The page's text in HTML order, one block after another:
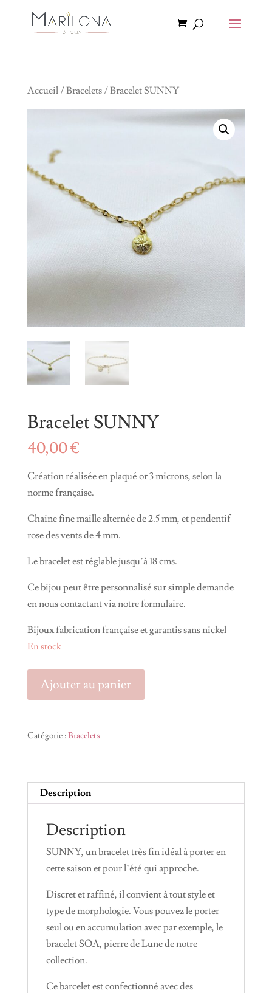
Accueil/Bracelets/ Bracelet SUNNY
Bracelet SUNNY
40,00€
Création réalisée en plaqué or 3 microns, selon la
norme française.
Chaine fine maille alternée de 2.5 mm, et pendentif
rose des vents de 4 mm.
Le bracelet est réglable jusqu’à 18 cms.
Ce bijou peut être personnalisé sur simple demande
en nous contactant via notre formulaire.
Bijoux fabrication française et garantis sans nickel
En stock
SUNNY
Ajouter au panier
Catégorie :Bracelets
Description
Description
SUNNY, un bracelet très fin idéal à porter en
cette saison et pour l’été qui approche.
Discret et raffiné, il convient à tout style et
type de morphologie. Vous pouvez le porter
seul ou en accumulation avec par exemple, le
bracelet SOA, pierre de Lune de notre
collection.
Ce barcelet est confectionné avec des